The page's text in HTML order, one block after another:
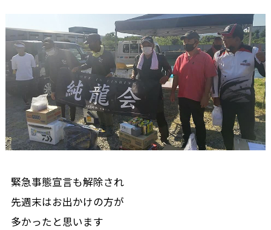
緊急事態宣言も解除され
先週末はお出かけの方が
多かったと思います